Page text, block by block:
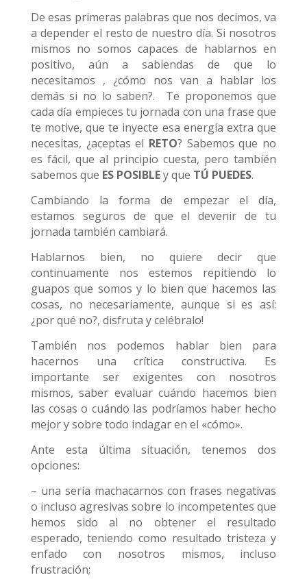
De esas primeras palabras que nos decimos, va
a depender el resto de nuestro día. Si nosotros
mismos no somos capaces de hablarnos en
positivo, aún a sabiendas de que lo
necesitamos , ¿cómo nos van a hablar los
demás si no lo saben?. Te proponemos que
cada día empieces tu jornada con una frase que
te motive, que te inyecte esa energía extra que
necesitas, ¿aceptas el RETO? Sabemos que no
es fácil, que al principio cuesta, pero también
sabemos que ES POSIBLEy que TÚ PUEDES.
Cambiando la forma de empezar el día,
estamos seguros de que el devenir de tu
jornada también cambiará.
Hablarnos bien, no quiere decir que
continuamente nos estemos repitiendo lo
guapos que somos y lo bien que hacemos las
cosas, no necesariamente, aunque si es así:
¿por qué no?, disfruta y celébralo!
También nos podemos hablar bien para
hacernos una crítica constructiva. Es
importante ser exigentes con nosotros
mismos, saber evaluar cuándo hacemos bien
las cosas o cuándo las podríamos haber hecho
mejor y sobre todo indagar en el «cómo».
Ante esta última situación, tenemos dos
opciones:
– una sería machacarnos con frases negativas
o incluso agresivas sobre lo incompetentes que
hemos sido al no obtener el resultado
esperado, teniendo como resultado tristeza y
enfado con nosotros mismos, incluso
frustración;